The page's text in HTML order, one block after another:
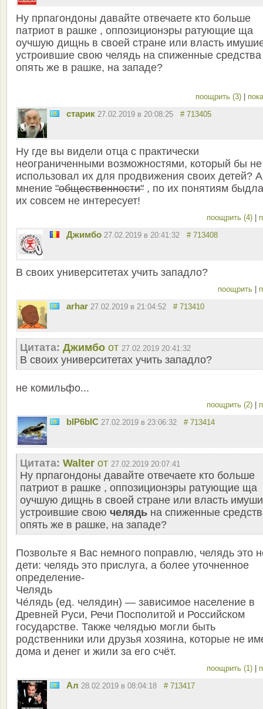
Ну прпагондоны давайте отвечаете кто больше
патриот в рашке , оппозиционэры ратующие ща
оучшую дищнь в своей стране или власть
устроившие свою челядь на спиженные средства
опять же в рашке, на западе?
поощрить (3)
старик 27.02.2019 в 20:08:25 # 713405
Ну где вы видели отца с практически
неограниченными возможностями, который бы не
использовал их для продвижения своих детей? А
мнение "общественности" , по их понятиям
их совсем не интересует!
поощрить (4)
Джимбо 27.02.2019 в 20:41:32 # 713408
В своих университетах учить западло?
поощрить
arhar 27.02.2019 в 21:04:52 # 713410
Цитата: Джимбо от 27.02.2019 20:41:32
В своих университетах учить западло?
не комильфо...
поощрить (2)
bIP6bIC 27.02.2019 в 23:06:32 # 713414
Цитата: Walter от 27.02.2019 20:07:41
Ну прпагондоны давайте отвечаете кто больше
патриот в рашке , оппозиционэры ратующие ща
оучшую дищнь в своей стране или власть
устроившие свою челядь на спиженные
опять же в рашке, на западе?
Позвольте я Вас немного поправлю, челядь это
дети: челядь это прислуга, а более уточненное
определение-
Челядь
Че́лядь (ед. челядин) — зависимое население в
Древней Руси, Речи Посполитой и Российском
государстве. Также челядью могли быть
родственники или друзья хозяина, которые не
дома и денег и жили за его счёт.
поощрить (1)
Ал 28.02.2019 в 08:04:18 # 713417